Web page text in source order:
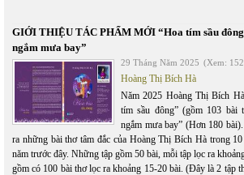
GIỚI THIỆU TÁC PHẨM MỚI “Hoa tím sầu
ngắm mưa bay”
29 Tháng Năm 2025 (Xem:
Hoàng Thị Bích Hà
Năm 2025 Hoàng Thị Bích
tím sầu đông” (gồm 103 bài
ngắm mưa bay” (Hơn 180
ra những bài thơ tâm đắc của Hoàng Thị Bích Hà trong
năm trước đây. Những tập gồm 50 bài, mỗi tập lọc ra
gồm có 100 bài thơ lọc ra khoảng 15-20 bài. (Đây là 2 tập